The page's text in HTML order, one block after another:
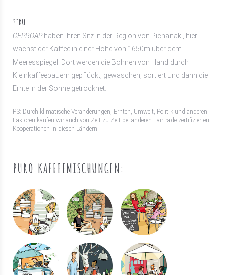
PERU
CEPROAPhaben ihren Sitz in der Region von Pichanaki, hier
wächst der Kaffee in einer Höhe von 1650m über dem
Meeresspiegel. Dort werden die Bohnen von Hand durch
Kleinkaffeebauern gepflückt, gewaschen, sortiert und dann die
Ernte in der Sonne getrocknet.
P.S: Durch klimatische Veränderungen, Ernten, Umwelt, Politik und anderen
Faktoren kaufen wir auch von Zeit zu Zeit bei anderen Fairtrade zertifizierten
Kooperationen in diesen Ländern.
PURO KAFFEEMISCHUNGEN: